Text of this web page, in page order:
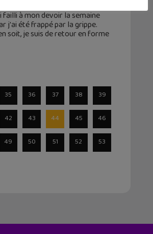
failli à mon devoir la semaine
j'ai été frappé par la grippe.
soit, je suis de retour en forme
35 36 37 38 39
42 43 44 45 46
49 50 51 52 53